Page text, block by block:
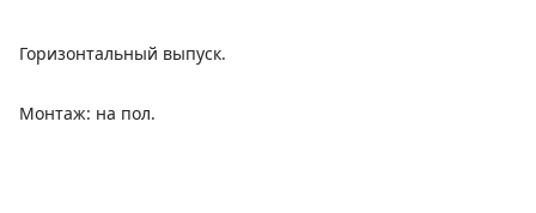
Горизонтальный выпуск.
Монтаж: на пол.